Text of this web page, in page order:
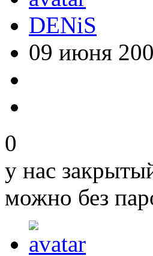
DENiS
09 июня
0
у нас
можно без